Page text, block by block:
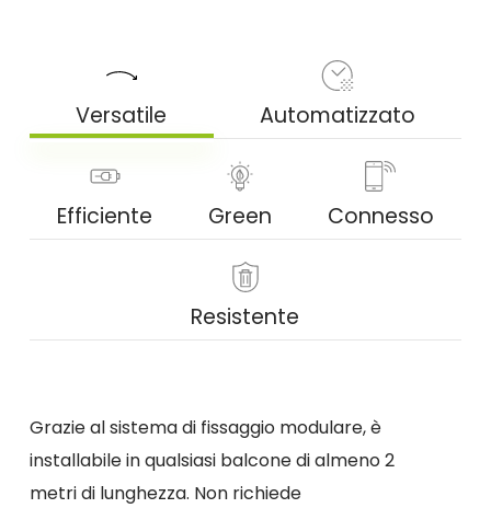
Versatile Automatizzato
Efficiente Green Connesso
Resistente
Grazie al sistema di fissaggio modulare, è
installabile in qualsiasi balcone di almeno 2
metri di lunghezza. Non richiede